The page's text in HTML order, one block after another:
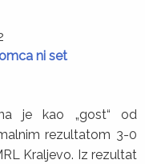
ni set
je kao „gost“ od
rezultatom 3-0
Kraljevo. Iz rezultat